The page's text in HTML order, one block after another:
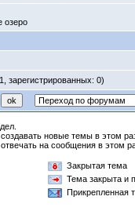
озеро
зарегистрированных: 0)
новые темы в этом
на сообщения в этом
Закрытая тема
Тема закрыта и
Прикрепленная